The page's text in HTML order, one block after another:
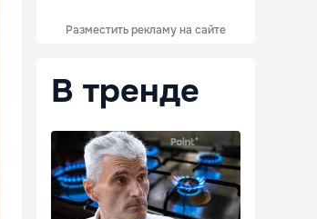
Разместить рекламу на сайте
В тренде